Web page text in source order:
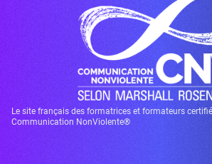
Le site français des formatrices et formateurs
Communication NonViolente®